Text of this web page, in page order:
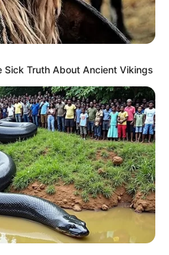
Sick Truth About Ancient Vikings